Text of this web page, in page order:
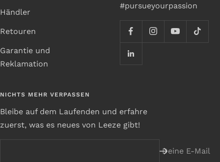
Händler
Retouren
Garantie und
Reklamation
#pursueyourpassion
NICHTS MEHR VERPASSEN
Bleibe auf dem Laufenden und erfahre
zuerst, was es neues von Leeze gibt!
Deine E-Mail